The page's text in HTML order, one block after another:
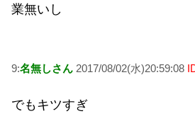
業無いし
9:名無しさん 2017/08/02(水)20:59:08
でもキツすぎ